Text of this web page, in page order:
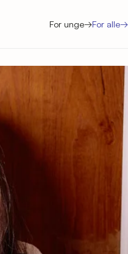
For unge→For alle→